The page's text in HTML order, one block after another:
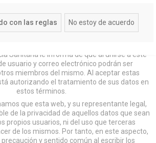
Sanitaria le informa de que al unirse a este
usuario y correo electrónico podrán ser
miembros del mismo. Al aceptar estas
autorizando el tratamiento de sus datos en
estos términos.
que esta web, y su representante legal,
de la privacidad de aquellos datos que sean
propios usuarios, ni del uso que terceras
de los mismos. Por tanto, en este aspecto,
y sentido común al escribir los